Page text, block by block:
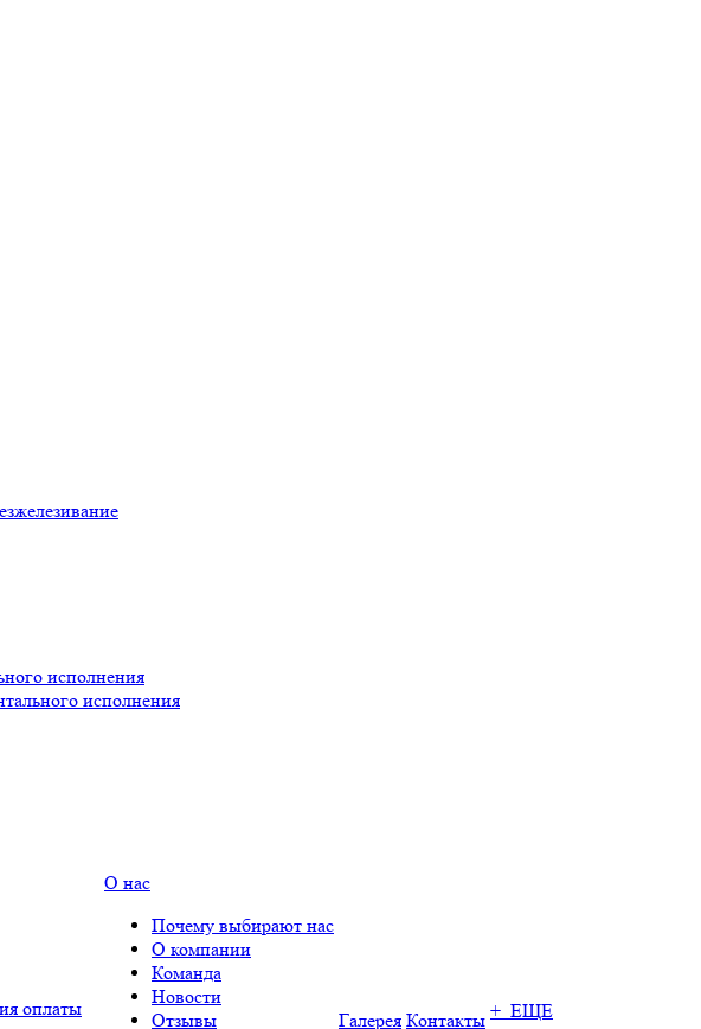
исполнения
исполнения
оплаты
О нас
Почему выбирают нас
О компании
Команда
Новости
Отзывы
Галерея Контакты + ЕЩЕ